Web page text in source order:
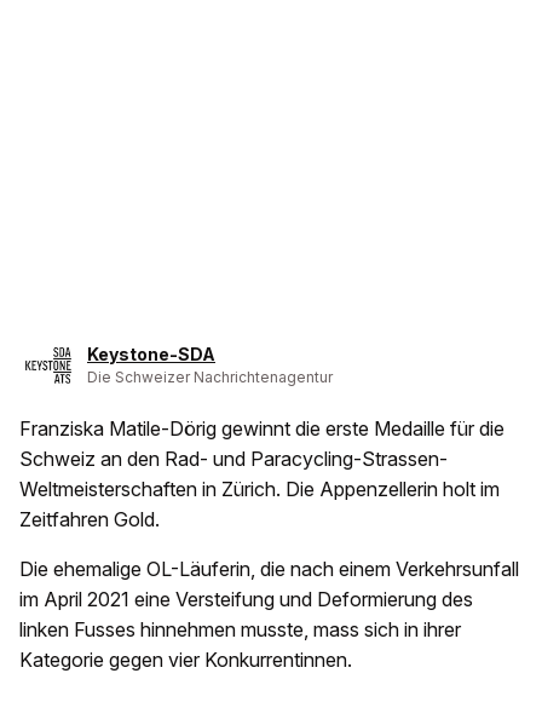
Keystone-SDA
Die Schweizer Nachrichtenagentur
Franziska Matile-Dörig gewinnt die erste Medaille für die
Schweiz an den Rad- und Paracycling-Strassen-
Weltmeisterschaften in Zürich. Die Appenzellerin holt im
Zeitfahren Gold.
Die ehemalige OL-Läuferin, die nach einem Verkehrsunfall
im April 2021 eine Versteifung und Deformierung des
linken Fusses hinnehmen musste, mass sich in ihrer
Kategorie gegen vier Konkurrentinnen.